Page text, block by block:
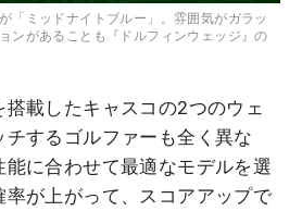
「ミッドナイトブルー」。雰囲気がガラッ
ンがあることも『ドルフィンウェッジ』の
載したキャスコの2つのウェ
チするゴルファーも全く異な
能に合わせて最適なモデルを選
が上がって、スコアアップで